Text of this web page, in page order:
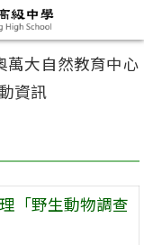
萬大自然教育中心
資訊
「野生動物調查